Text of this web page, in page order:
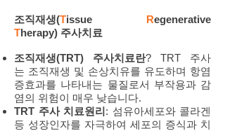
조직재생(Tissue Regenerative
Therapy) 주사치료
조직재생(TRT) 주사치료란? TRT 주사
는 조직재생 및 손상치유를 유도하며 항염
증효과를 나타내는 물질로서 부작용과 감
염의 위험이 매우 낮습니다.
TRT 주사 치료원리: 섬유아세포와 콜라겐
등 성장인자를 자극하여 세포의 증식과 치